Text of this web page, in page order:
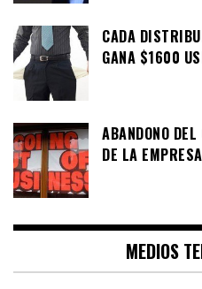
CADA
GANA $1600
ABANDONO
DE LA
MEDIOS